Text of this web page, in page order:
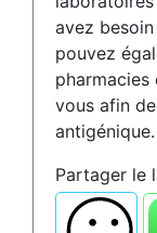
avez
pouvez
pharmacies
vous afin
antigénique.
Partager le